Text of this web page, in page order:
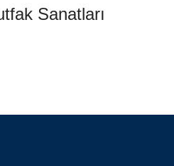
Sanatları